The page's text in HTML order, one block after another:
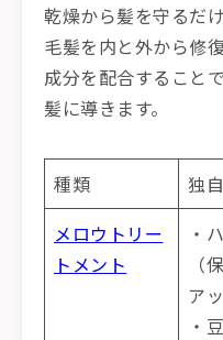
乾燥から髪を守るだ
毛髪を内と外から修
成分を配合すること
髪に導きます。
種類 独
メロウトリー
トメント
・
（
ア
・